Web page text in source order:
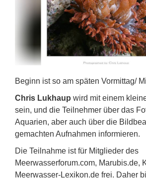
Beginn ist so am späten Vormittag/
Chris Lukhaup wird mit einem
sein, und die Teilnehmer über das
Aquarien, aber auch über die
gemachten Aufnahmen informieren.
Die Teilnahme ist für Mitglieder des
Meerwasserforum.com, Marubis.de,
Meerwasser-Lexikon.de frei. Daher